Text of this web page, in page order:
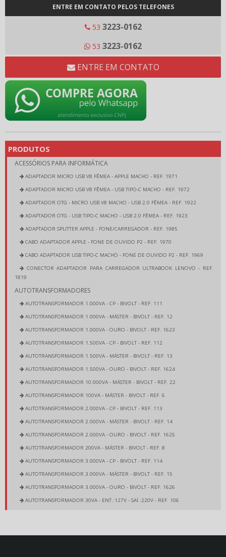
ENTRE EM CONTATO PELOS TELEFONES
53 3223-0162
53 3223-0162
ENTRE EM CONTATO
PRODUTOS
ACESSÓRIOS PARA INFORMÁTICA
ADAPTADOR MICRO USB V8 FÊMEA - APPLE MACHO - REF. 1971
ADAPTADOR MICRO USB V8 FÊMEA - USB TIPO-C MACHO - REF. 1972
ADAPTADOR OTG - MICRO USB V8 MACHO - USB 2.0 FÊMEA - REF. 1922
ADAPTADOR OTG - USB TIPO-C MACHO - USB 2.0 FÊMEA - REF. 1923
ADAPTADOR SPLITTER APPLE - FONE/CARREGADOR - REF. 1985
CABO ADAPTADOR APPLE - FONE DE OUVIDO P2 - REF. 1970
CABO ADAPTADOR USB TIPO-C MACHO - FONE DE OUVIDO P2 - REF. 1969
CONECTOR ADAPTADOR PARA CARREGADOR ULTRABOOK LENOVO - REF.
1819
AUTOTRANSFORMADORES
AUTOTRANSFORMADOR 1.000VA - CP - BIVOLT - REF. 111
AUTOTRANSFORMADOR 1.000VA - MÁSTER - BIVOLT - REF. 12
AUTOTRANSFORMADOR 1.000VA - OURO - BIVOLT - REF. 1623
AUTOTRANSFORMADOR 1.500VA - CP - BIVOLT - REF. 112
AUTOTRANSFORMADOR 1.500VA - MÁSTER - BIVOLT - REF. 13
AUTOTRANSFORMADOR 1.500VA - OURO - BIVOLT - REF. 1624
AUTOTRANSFORMADOR 10.000VA - MÁSTER - BIVOLT - REF. 22
AUTOTRANSFORMADOR 100VA - MÁSTER - BIVOLT - REF. 6
AUTOTRANSFORMADOR 2.000VA - CP - BIVOLT - REF. 113
AUTOTRANSFORMADOR 2.000VA - MÁSTER - BIVOLT - REF. 14
AUTOTRANSFORMADOR 2.000VA - OURO - BIVOLT - REF. 1625
AUTOTRANSFORMADOR 200VA - MÁSTER - BIVOLT - REF. 8
AUTOTRANSFORMADOR 3.000VA - CP - BIVOLT - REF. 114
AUTOTRANSFORMADOR 3.000VA - MÁSTER - BIVOLT - REF. 15
AUTOTRANSFORMADOR 3.000VA - OURO - BIVOLT - REF. 1626
AUTOTRANSFORMADOR 30VA - ENT.:127V - SAÍ.:220V - REF. 106